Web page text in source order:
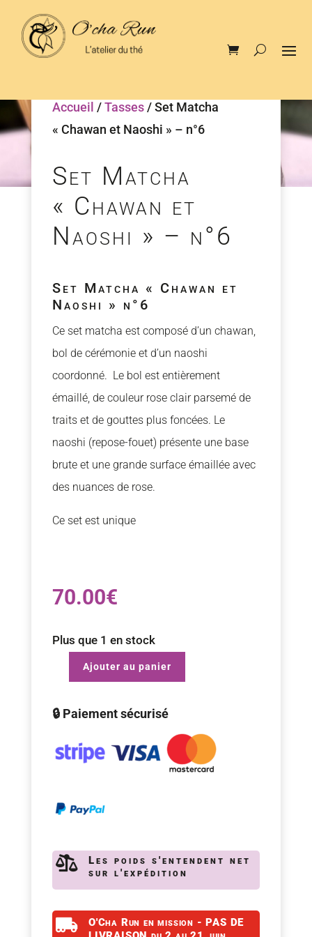
Accueil /Tasses/ Set Matcha
« Chawan et Naoshi » – n°6
Set Matcha
« Chawan et
Naoshi » – n°6
Set Matcha « Chawan et
Naoshi » n°6
Ce set matcha est composé d’un chawan,
bol de cérémonie et d’un naoshi
coordonné. Le bol est entièrement
émaillé, de couleur rose clair parsemé de
traits et de gouttes plus foncées. Le
naoshi (repose-fouet) présente une base
brute et une grande surface émaillée avec
des nuances de rose.
Ce set est unique
70.00€
Plus que 1 en stock
quantité
Set
Matcha
"Chawan
Naoshi"
n°6
Ajouter au panier
🔒 Paiement sécurisé

Les poids s'entendent net
sur l'expédition

O'Cha Run en mission - PAS DE